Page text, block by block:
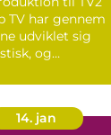
udviklet sig
og
14. jan